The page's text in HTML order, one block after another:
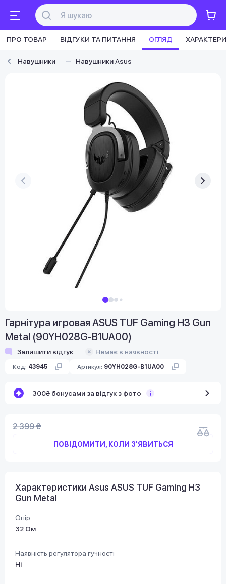
ПРО ТОВАР ВІДГУКИ ТА ПИТАННЯ ОГЛЯД
Навушники Навушники Asus
Гарнітура игровая ASUS TUF Gaming H3 Gun
Metal (90YH028G-B1UA00)
Залишити відгук Немає в наявності
Код: 43945 Артикул: 90YH028G-B1UA00
300₴ бонусами за відгук з фото
2 399 ₴
ПОВІДОМИТИ, КОЛИ З'ЯВИТЬСЯ
Характеристики Asus ASUS TUF Gaming H3
Gun Metal
Опір
32 Ом
Наявність регулятора гучності
Ні